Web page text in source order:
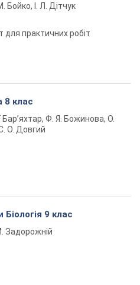
Бойко, І. Л. Дітчук
для практичних робіт
8 клас
Бар’яхтар, Ф. Я. Божинова, О.
О. Довгий
Біологія 9 клас
Задорожній